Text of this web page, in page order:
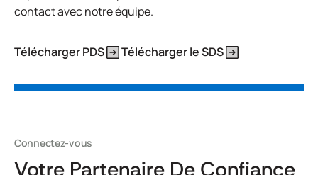
contact avec notre équipe.
Télécharger PDS Télécharger le SDS
Connectez-vous
Votre Partenaire De Confiance